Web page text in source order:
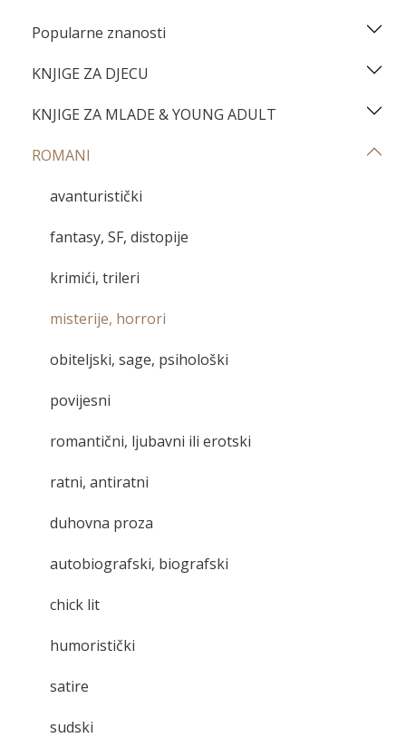
Popularne znanosti
KNJIGE ZA DJECU
KNJIGE ZA MLADE & YOUNG ADULT
ROMANI
avanturistički
fantasy, SF, distopije
krimići, trileri
misterije, horrori
obiteljski, sage, psihološki
povijesni
romantični, ljubavni ili erotski
ratni, antiratni
duhovna proza
autobiografski, biografski
chick lit
humoristički
satire
sudski